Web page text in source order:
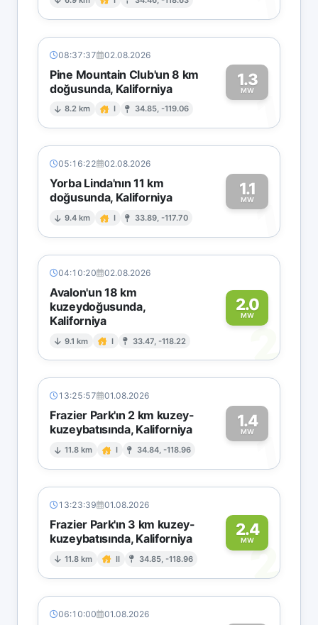
08:37:37 02.08.2026
Pine Mountain Club'un 8 km
doğusunda, Kaliforniya
8.2 km I 34.85, -119.06
1.3
MW1
05:16:22 02.08.2026
Yorba Linda'nın 11 km
doğusunda, Kaliforniya
9.4 km I 33.89, -117.70
1.1
MW1
04:10:20 02.08.2026
Avalon'un 18 km
kuzeydoğusunda,
Kaliforniya
9.1 km I 33.47, -118.22
2.0
MW
2
13:25:57 01.08.2026
Frazier Park'ın 2 km kuzey-
kuzeybatısında, Kaliforniya
11.8 km I 34.84, -118.96
1.4
MW1
13:23:39 01.08.2026
Frazier Park'ın 3 km kuzey-
kuzeybatısında, Kaliforniya
11.8 km II 34.85, -118.96
2.4
MW2
06:10:00 01.08.2026